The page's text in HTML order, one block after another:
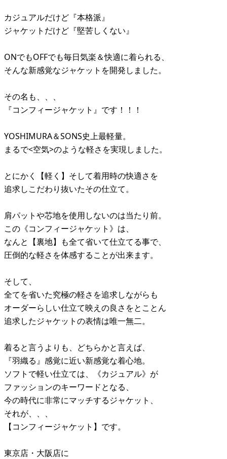
カジュアルだけど『本格派』
ジャケットだけど『堅苦しくない』
ONでもOFFでも毎日気楽＆快適に着られる、
そんな新感覚なジャケットを開発しました。
その名も、、、
『コンフィージャケット』です！！！
YOSHIMURA＆SONS史上最軽量。
まるで<空気>のような軽さを実現しました。
とにかく【軽く】そして着用時の快適さを
追求しこだわり抜いたその仕立て。
肩パットや芯地を使用しないのは当たり前。
この《コンフィージャケット》は、
なんと【裏地】も全て省いて仕立てる事で、
圧倒的な軽さを体感することが出来ます。
そして、
全てを省いた究極の軽さを追求しながらも
オーダーらしい仕立て映えの良さをとことん
追求したジャケットの表情は唯一無二。
着ると言うよりも、どちらかと言えば、
『羽織る』感覚に近い新感覚な着心地。
ソフトで軽い仕立ては、《カジュアル》が
ファッションのキーワードとなる、
今の時代に非常にマッチするジャケット、
それが、、、
【コンフィージャケット】です。
東京店・大阪店に